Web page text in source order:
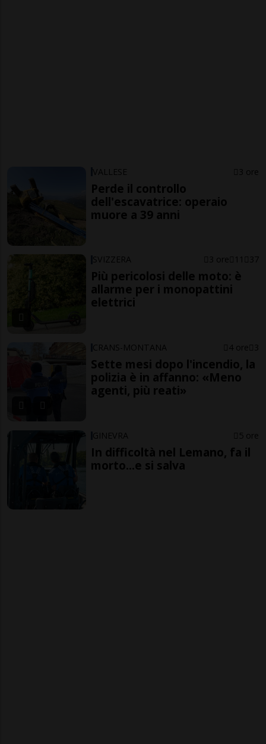
VALLESE 3 ore
Perde il controllo
dell'escavatrice: operaio
muore a 39 anni
SVIZZERA 3 ore 11 37
Più pericolosi delle moto: è
allarme per i monopattini
elettrici
CRANS-MONTANA 4 ore 3
Sette mesi dopo l'incendio, la
polizia è in affanno: «Meno
agenti, più reati»
GINEVRA 5 ore
In difficoltà nel Lemano, fa il
morto...e si salva